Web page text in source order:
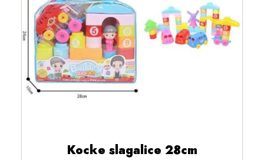
Kocke slagalice 28cm